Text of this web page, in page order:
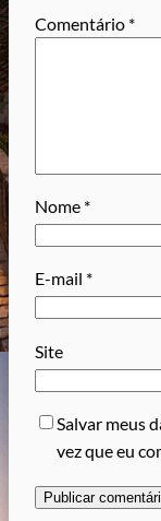
Comentário *
Nome *
E-mail *
Site
Salvar meus
vez que eu